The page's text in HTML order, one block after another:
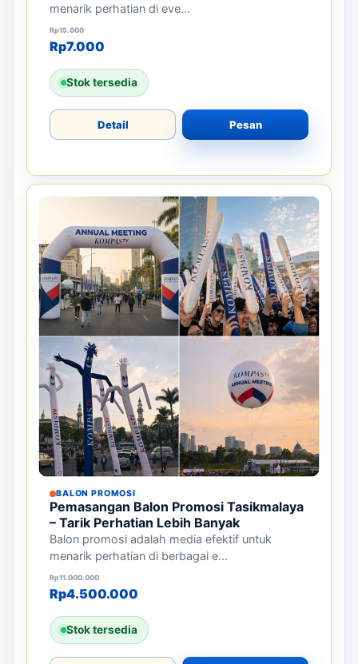
menarik perhatian di eve...
Rp15.000
Harga aslinya adalah: Rp15.000.
Rp7.000
Harga saat ini adalah: Rp7.000.
Stok tersedia
Detail Pesan
BALON PROMOSI
Pemasangan Balon Promosi Tasikmalaya
– Tarik Perhatian Lebih Banyak
Balon promosi adalah media efektif untuk
menarik perhatian di berbagai e...
Rp11.000.000
Harga aslinya adalah: Rp11.000.000.
Rp4.500.000
Harga saat ini adalah: Rp4.500.000.
Stok tersedia